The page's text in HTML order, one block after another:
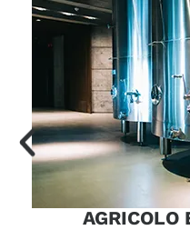
AGRICOLO